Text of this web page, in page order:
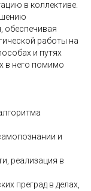
в коллективе.
обеспечивая
работы на
и путях
в него помимо
и
реализация в
преград в делах,